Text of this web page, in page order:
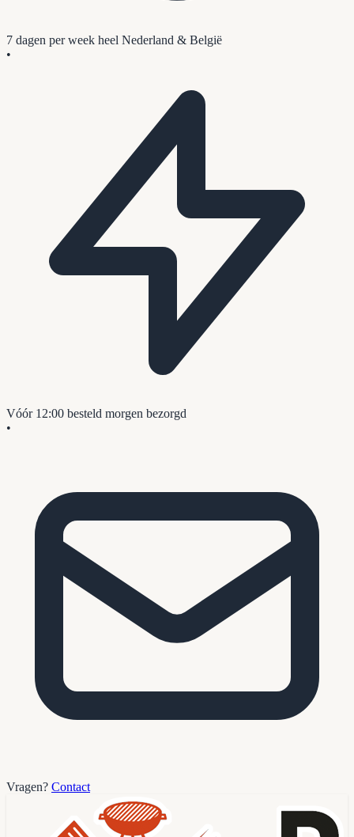
7 dagen per week heel Nederland & België
•
Vóór 12:00 besteld morgen bezorgd
•
Vragen? Contact